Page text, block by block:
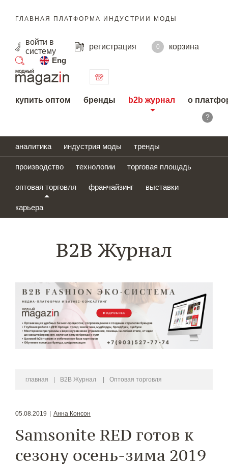
ГЛАВНАЯ ПЛАТФОРМА ИНДУСТРИИ МОДЫ
войти в
систему
регистрация 0
корзина
Eng
поиск
купить оптом бренды b2b журнал о
?
аналитика индустрия моды тренды
производство технологии торговая площадь
оптовая торговля франчайзинг выставки
карьера
B2B Журнал
главная B2B Журнал Оптовая торговля
05.08.2019 Анна Консон
Samsonite RED готов к
сезону осень-зима 2019